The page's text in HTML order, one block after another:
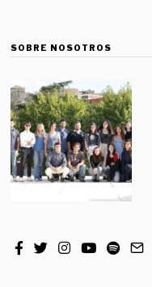
SOBRE NOSOTROS